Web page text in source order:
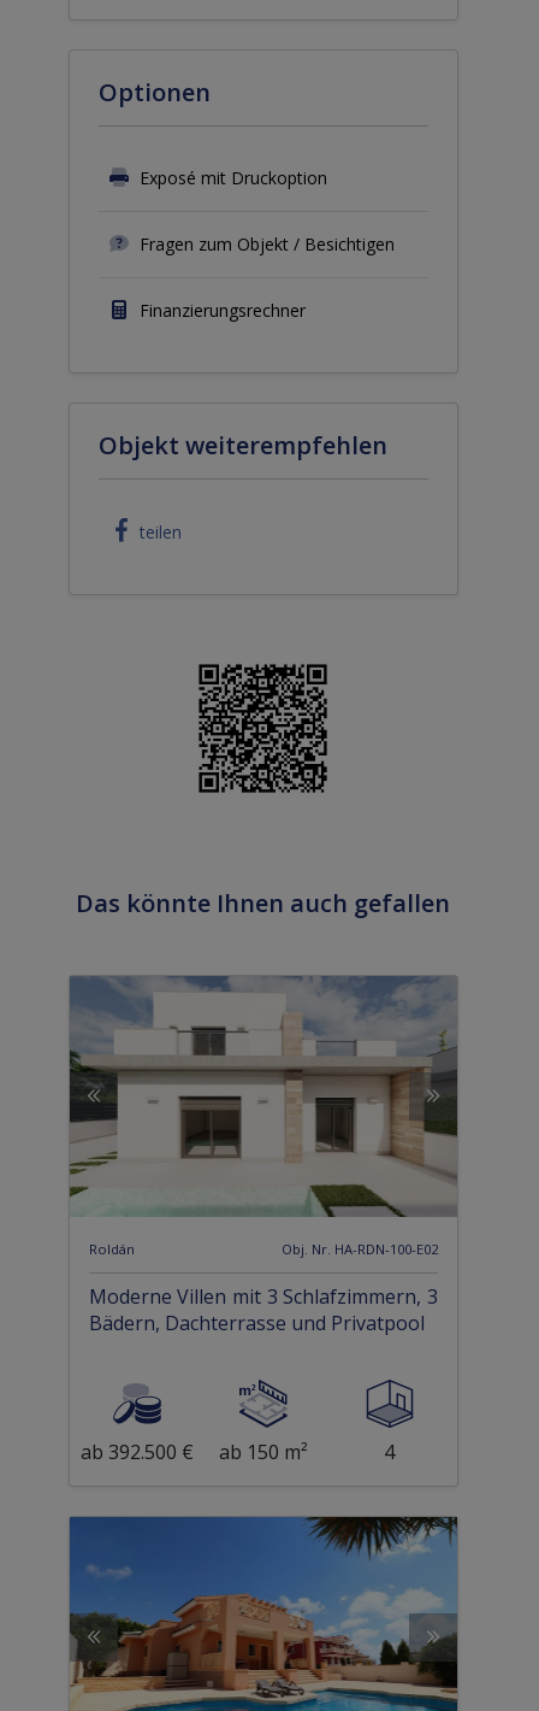
Optionen
Exposé mit Druckoption
Fragen zum Objekt / Besichtigen
Finanzierungsrechner
Objekt weiterempfehlen
teilen
Das könnte Ihnen auch gefallen
Roldán Obj. Nr. HA-RDN-100-E02
Moderne Villen mit 3 Schlafzimmern, 3
Bädern, Dachterrasse und Privatpool
ab 392.500 € ab 150 m² 4